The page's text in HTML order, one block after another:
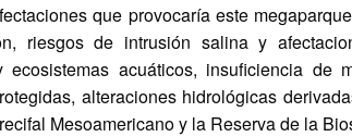
que provocaría este
riesgos de intrusión salina y
ecosistemas acuáticos, insuficiencia de
alteraciones hidrológicas
Mesoamericano y la Reserva de la